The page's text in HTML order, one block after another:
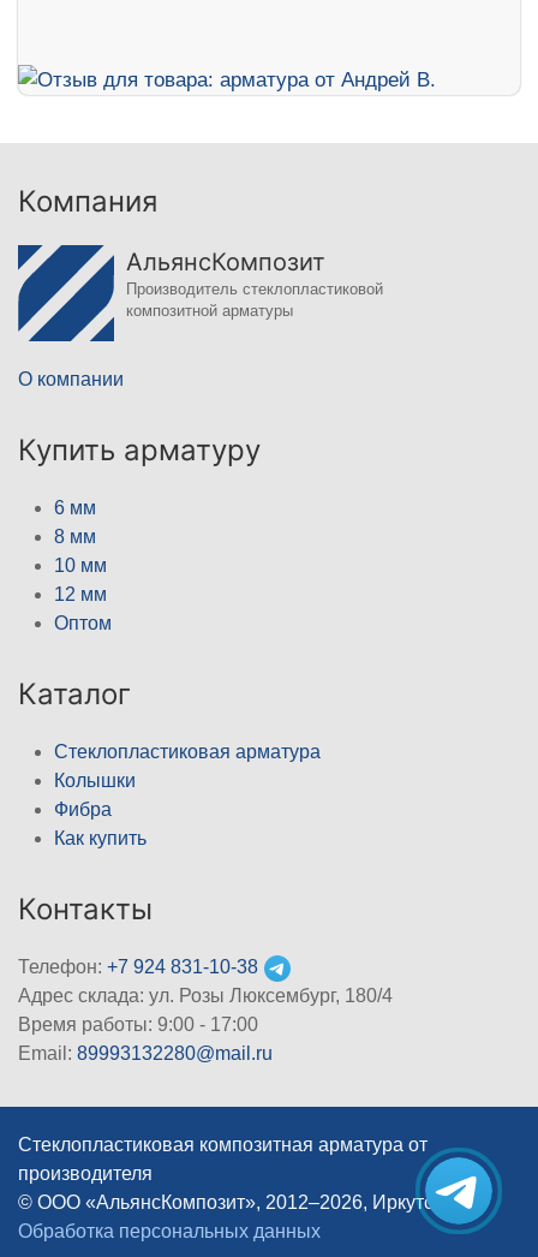
Компания
АльянсКомпозит
Производитель стеклопластиковой
композитной арматуры
О компании
Купить арматуру
6 мм
8 мм
10 мм
12 мм
Оптом
Каталог
Стеклопластиковая арматура
Колышки
Фибра
Как купить
Контакты
Телефон: +7 924 831-10-38
Адрес склада: ул. Розы Люксембург, 180/4
Время работы: 9:00 - 17:00
Email: 89993132280@mail.ru
Стеклопластиковая композитная арматура от
производителя
© ООО «АльянсКомпозит», 2012–2026, Иркутск
|
Обработка персональных данных